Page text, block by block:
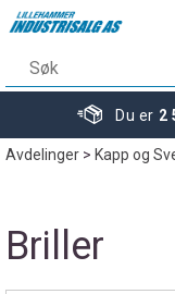
Du er 2
Avdelinger>Kapp og
Briller